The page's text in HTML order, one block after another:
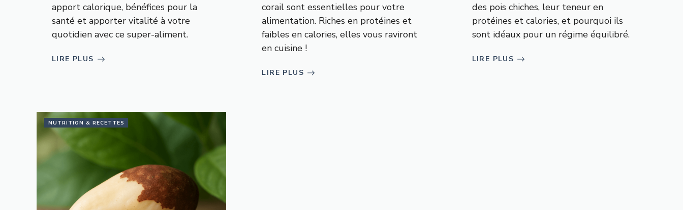
apport calorique, bénéfices pour la
santé et apporter vitalité à votre
quotidien avec ce super-aliment.
LIRE PLUS
corail sont essentielles pour votre
alimentation. Riches en protéines et
faibles en calories, elles vous raviront
en cuisine !
LIRE PLUS
des pois chiches, leur teneur en
protéines et calories, et pourquoi ils
sont idéaux pour un régime équilibré.
LIRE PLUS
NUTRITION & RECETTES